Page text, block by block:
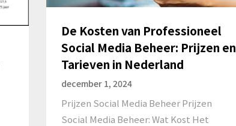
De Kosten van Professioneel
Social Media Beheer: Prijzen en
Tarieven in Nederland
december 1, 2024
Prijzen Social Media Beheer Prijzen
Social Media Beheer: Wat Kost Het